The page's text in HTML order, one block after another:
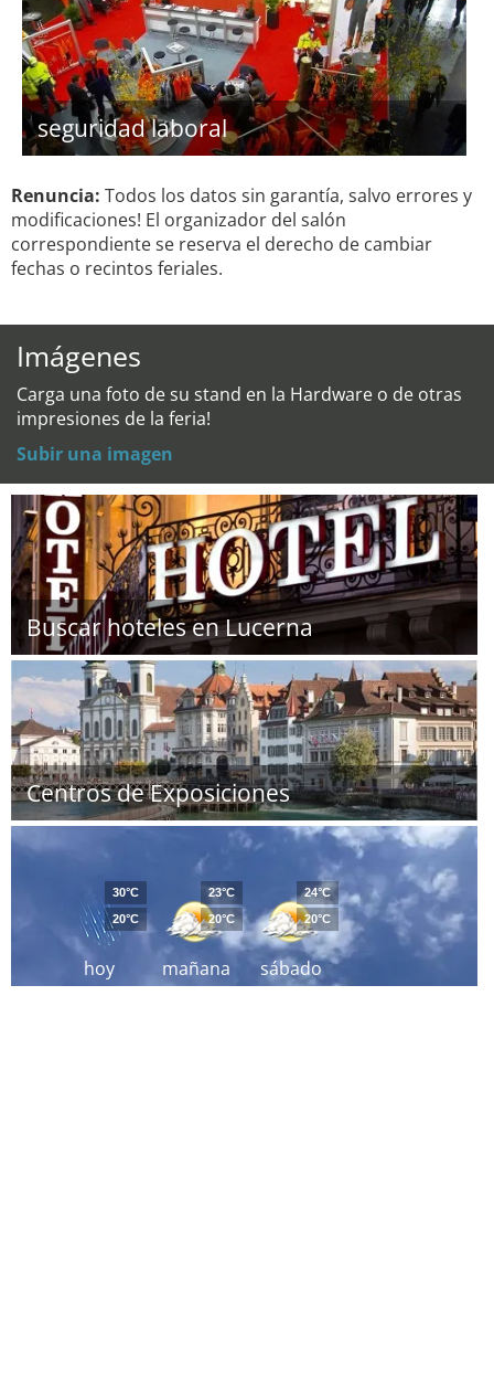
seguridad laboral
Renuncia: Todos los datos sin garantía, salvo errores y
modificaciones! El organizador del salón
correspondiente se reserva el derecho de cambiar
fechas o recintos feriales.
Imágenes
Carga una foto de su stand en la Hardware o de otras
impresiones de la feria!
Subir una imagen
Buscar hoteles en Lucerna
Centros de Exposiciones
hoy
30°C
20°C
mañana
23°C
20°C
sábado
24°C
20°C